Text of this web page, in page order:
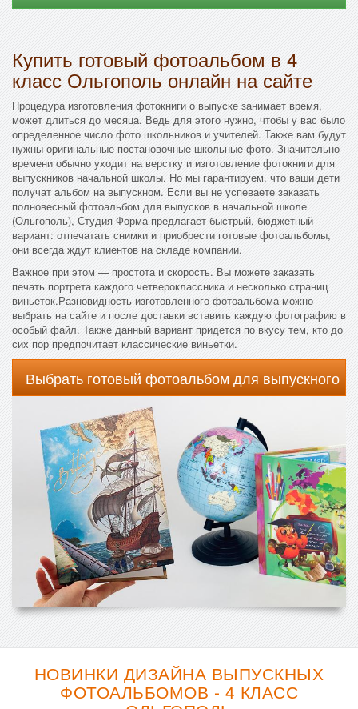
Купить готовый фотоальбом в 4
класс Ольгополь онлайн на сайте
Процедура изготовления фотокниги о выпуске занимает время,
может длиться до месяца. Ведь для этого нужно, чтобы у вас было
определенное число фото школьников и учителей. Также вам будут
нужны оригинальные постановочные школьные фото. Значительно
времени обычно уходит на верстку и изготовление фотокниги для
выпускников начальной школы. Но мы гарантируем, что ваши дети
получат альбом на выпускном. Если вы не успеваете заказать
полновесный фотоальбом для выпусков в начальной школе
(Ольгополь), Студия Форма предлагает быстрый, бюджетный
вариант: отпечатать снимки и приобрести готовые фотоальбомы,
они всегда ждут клиентов на складе компании.
Важное при этом — простота и скорость. Вы можете заказать
печать портрета каждого четвероклассника и несколько страниц
виньеток.Разновидность изготовленного фотоальбома можно
выбрать на сайте и после доставки вставить каждую фотографию в
особый файл. Также данный вариант придется по вкусу тем, кто до
сих пор предпочитает классические виньетки.
Выбрать готовый фотоальбом для выпускного
НОВИНКИ ДИЗАЙНА ВЫПУСКНЫХ
ФОТОАЛЬБОМОВ - 4 КЛАСС